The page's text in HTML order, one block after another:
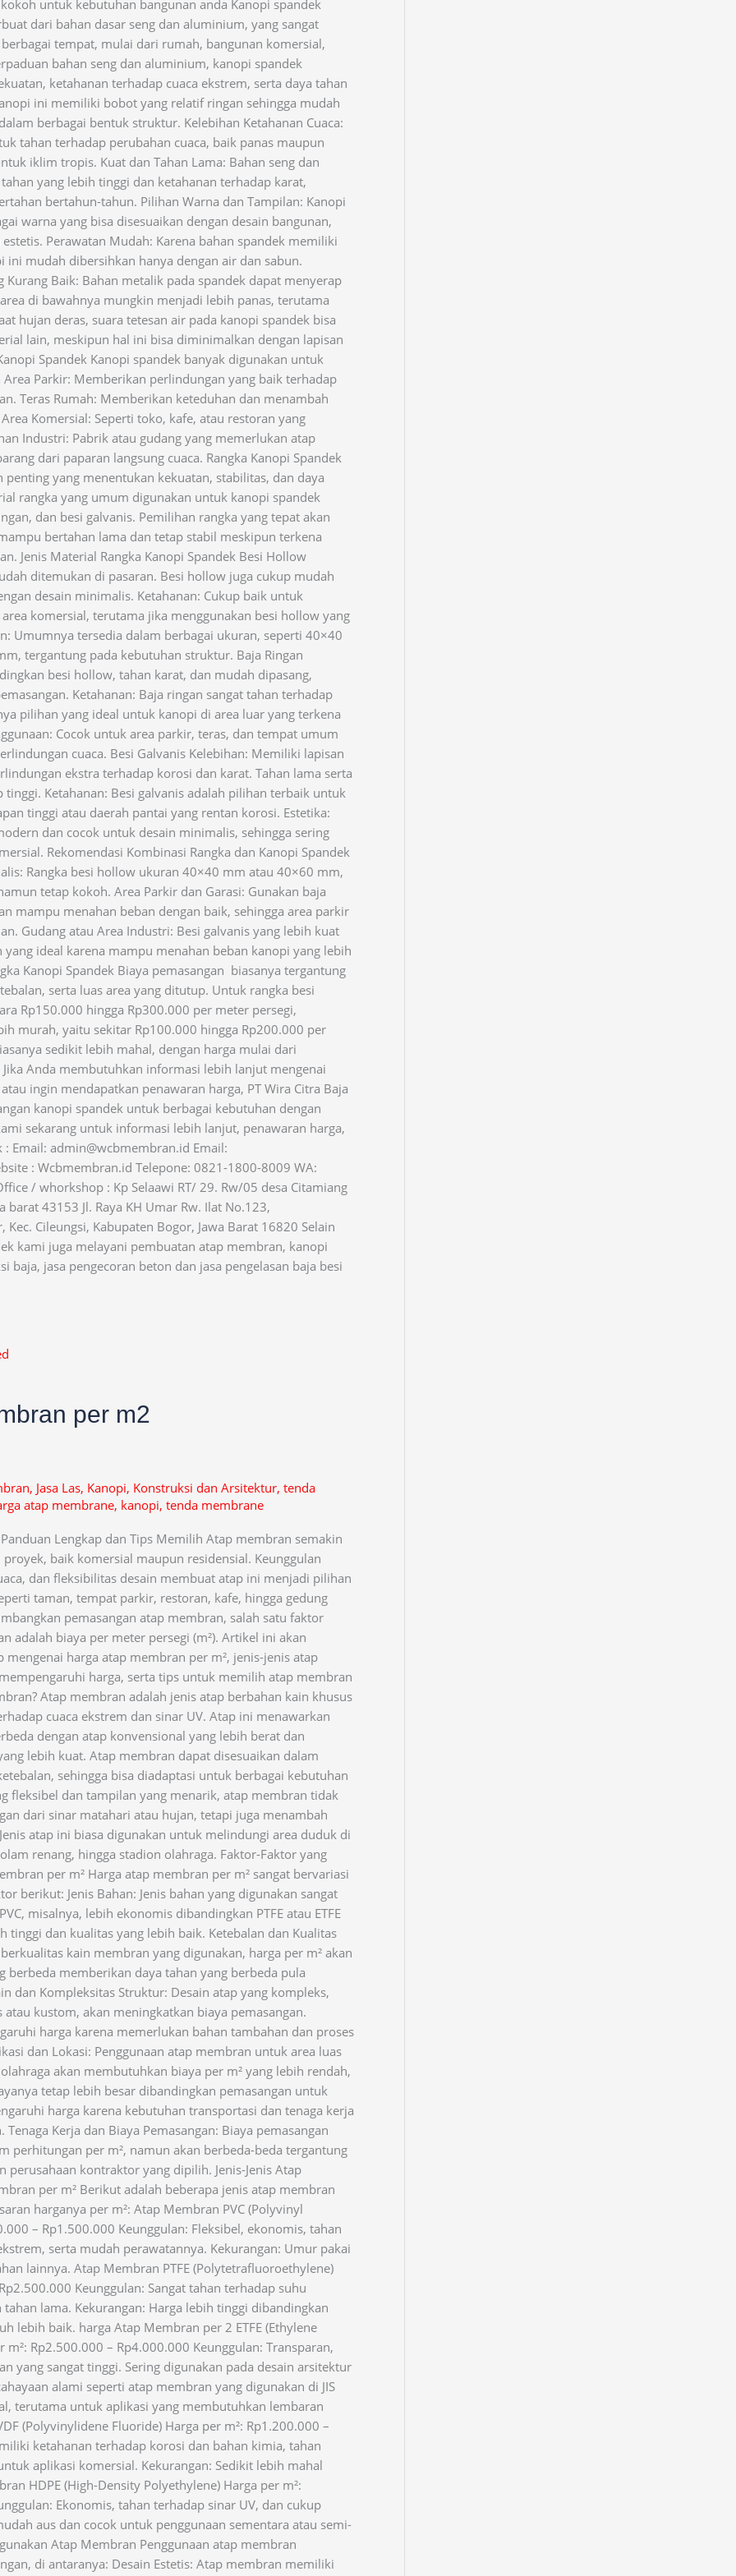
untuk kebutuhan bangunan anda Kanopi spandek
dari bahan dasar seng dan aluminium, yang sangat
tempat, mulai dari rumah, bangunan komersial,
bahan seng dan aluminium, kanopi spandek
ketahanan terhadap cuaca ekstrem, serta daya tahan
ini memiliki bobot yang relatif ringan sehingga mudah
berbagai bentuk struktur. Kelebihan Ketahanan Cuaca:
tahan terhadap perubahan cuaca, baik panas maupun
iklim tropis. Kuat dan Tahan Lama: Bahan seng dan
yang lebih tinggi dan ketahanan terhadap karat,
bertahun-tahun. Pilihan Warna dan Tampilan: Kanopi
warna yang bisa disesuaikan dengan desain bangunan,
Perawatan Mudah: Karena bahan spandek memiliki
ini mudah dibersihkan hanya dengan air dan sabun.
Kurang Baik: Bahan metalik pada spandek dapat menyerap
di bawahnya mungkin menjadi lebih panas, terutama
hujan deras, suara tetesan air pada kanopi spandek bisa
lain, meskipun hal ini bisa diminimalkan dengan lapisan
Spandek Kanopi spandek banyak digunakan untuk
Parkir: Memberikan perlindungan yang baik terhadap
Teras Rumah: Memberikan keteduhan dan menambah
Komersial: Seperti toko, kafe, atau restoran yang
Industri: Pabrik atau gudang yang memerlukan atap
dari paparan langsung cuaca. Rangka Kanopi Spandek
yang menentukan kekuatan, stabilitas, dan daya
rangka yang umum digunakan untuk kanopi spandek
dan besi galvanis. Pemilihan rangka yang tepat akan
bertahan lama dan tetap stabil meskipun terkena
Jenis Material Rangka Kanopi Spandek Besi Hollow
ditemukan di pasaran. Besi hollow juga cukup mudah
desain minimalis. Ketahanan: Cukup baik untuk
komersial, terutama jika menggunakan besi hollow yang
Umumnya tersedia dalam berbagai ukuran, seperti 40×40
tergantung pada kebutuhan struktur. Baja Ringan
besi hollow, tahan karat, dan mudah dipasang,
Ketahanan: Baja ringan sangat tahan terhadap
pilihan yang ideal untuk kanopi di area luar yang terkena
Cocok untuk area parkir, teras, dan tempat umum
cuaca. Besi Galvanis Kelebihan: Memiliki lapisan
ekstra terhadap korosi dan karat. Tahan lama serta
Ketahanan: Besi galvanis adalah pilihan terbaik untuk
tinggi atau daerah pantai yang rentan korosi. Estetika:
dan cocok untuk desain minimalis, sehingga sering
Rekomendasi Kombinasi Rangka dan Kanopi Spandek
Rangka besi hollow ukuran 40×40 mm atau 40×60 mm,
tetap kokoh. Area Parkir dan Garasi: Gunakan baja
mampu menahan beban dengan baik, sehingga area parkir
Gudang atau Area Industri: Besi galvanis yang lebih kuat
ideal karena mampu menahan beban kanopi yang lebih
Kanopi Spandek Biaya pemasangan biasanya tergantung
serta luas area yang ditutup. Untuk rangka besi
Rp150.000 hingga Rp300.000 per meter persegi,
murah, yaitu sekitar Rp100.000 hingga Rp200.000 per
sedikit lebih mahal, dengan harga mulai dari
Anda membutuhkan informasi lebih lanjut mengenai
ingin mendapatkan penawaran harga, PT Wira Citra Baja
kanopi spandek untuk berbagai kebutuhan dengan
sekarang untuk informasi lebih lanjut, penawaran harga,
Email: admin@wcbmembran.id Email:
: Wcbmembran.id Telepone: 0821-1800-8009 WA:
/ whorkshop : Kp Selaawi RT/ 29. Rw/05 desa Citamiang
barat 43153 Jl. Raya KH Umar Rw. Ilat No.123,
Kec. Cileungsi, Kabupaten Bogor, Jawa Barat 16820 Selain
kami juga melayani pembuatan atap membran, kanopi
baja, jasa pengecoran beton dan jasa pengelasan baja besi
per m2
, Jasa Las, Kanopi, Konstruksi dan Arsitektur,tenda
atap membrane, kanopi,tenda membrane
Lengkap dan Tips Memilih Atap membran semakin
baik komersial maupun residensial. Keunggulan
dan fleksibilitas desain membuat atap ini menjadi pilihan
taman, tempat parkir, restoran, kafe, hingga gedung
pemasangan atap membran, salah satu faktor
adalah biaya per meter persegi (m²). Artikel ini akan
harga atap membran per m², jenis-jenis atap
harga, serta tips untuk memilih atap membran
Atap membran adalah jenis atap berbahan kain khusus
cuaca ekstrem dan sinar UV. Atap ini menawarkan
dengan atap konvensional yang lebih berat dan
lebih kuat. Atap membran dapat disesuaikan dalam
sehingga bisa diadaptasi untuk berbagai kebutuhan
fleksibel dan tampilan yang menarik, atap membran tidak
dari sinar matahari atau hujan, tetapi juga menambah
atap ini biasa digunakan untuk melindungi area duduk di
renang, hingga stadion olahraga. Faktor-Faktor yang
per m² Harga atap membran per m² sangat bervariasi
berikut: Jenis Bahan: Jenis bahan yang digunakan sangat
misalnya, lebih ekonomis dibandingkan PTFE atau ETFE
tinggi dan kualitas yang lebih baik. Ketebalan dan Kualitas
kain membran yang digunakan, harga per m² akan
berbeda memberikan daya tahan yang berbeda pula
dan Kompleksitas Struktur: Desain atap yang kompleks,
kustom, akan meningkatkan biaya pemasangan.
harga karena memerlukan bahan tambahan dan proses
dan Lokasi: Penggunaan atap membran untuk area luas
akan membutuhkan biaya per m² yang lebih rendah,
tetap lebih besar dibandingkan pemasangan untuk
harga karena kebutuhan transportasi dan tenaga kerja
Kerja dan Biaya Pemasangan: Biaya pemasangan
perhitungan per m², namun akan berbeda-beda tergantung
perusahaan kontraktor yang dipilih. Jenis-Jenis Atap
per m² Berikut adalah beberapa jenis atap membran
harganya per m²: Atap Membran PVC (Polyvinyl
– Rp1.500.000 Keunggulan: Fleksibel, ekonomis, tahan
serta mudah perawatannya. Kekurangan: Umur pakai
lainnya. Atap Membran PTFE (Polytetrafluoroethylene)
Keunggulan: Sangat tahan terhadap suhu
lama. Kekurangan: Harga lebih tinggi dibandingkan
lebih baik. harga Atap Membran per 2 ETFE (Ethylene
Rp2.500.000 – Rp4.000.000 Keunggulan: Transparan,
yang sangat tinggi. Sering digunakan pada desain arsitektur
alami seperti atap membran yang digunakan di JIS
terutama untuk aplikasi yang membutuhkan lembaran
(Polyvinylidene Fluoride) Harga per m²: Rp1.200.000 –
ketahanan terhadap korosi dan bahan kimia, tahan
aplikasi komersial. Kekurangan: Sedikit lebih mahal
HDPE (High-Density Polyethylene) Harga per m²:
Ekonomis, tahan terhadap sinar UV, dan cukup
aus dan cocok untuk penggunaan sementara atau semi-
Atap Membran Penggunaan atap membran
di antaranya: Desain Estetis: Atap membran memiliki